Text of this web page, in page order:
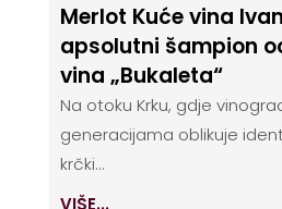
Merlot Kuće vina
apsolutni šampion
vina „Bukaleta“
Na otoku Krku, gdje
generacijama oblikuje
krčki...
VIŠE...